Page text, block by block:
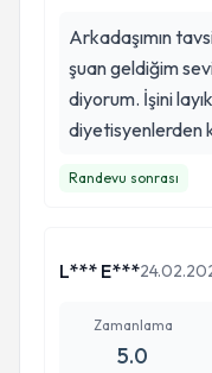
Arkadaşımın tavsiyesi
şuan geldiğim
diyorum. İşini
diyetisyenlerden
Randevu sonrası
L*** E***
Zamanlama
5.0